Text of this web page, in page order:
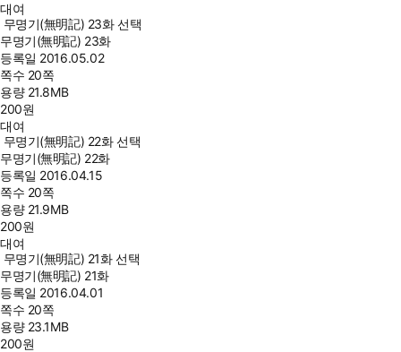
대여
무명기(無明記) 23화 선택
무명기(無明記) 23화
등록일 2016.05.02
쪽수 20쪽
용량 21.8MB
200원
대여
무명기(無明記) 22화 선택
무명기(無明記) 22화
등록일 2016.04.15
쪽수 20쪽
용량 21.9MB
200원
대여
무명기(無明記) 21화 선택
무명기(無明記) 21화
등록일 2016.04.01
쪽수 20쪽
용량 23.1MB
200원